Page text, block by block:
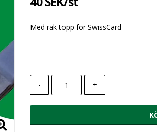
Med rak topp för SwissCard
- +